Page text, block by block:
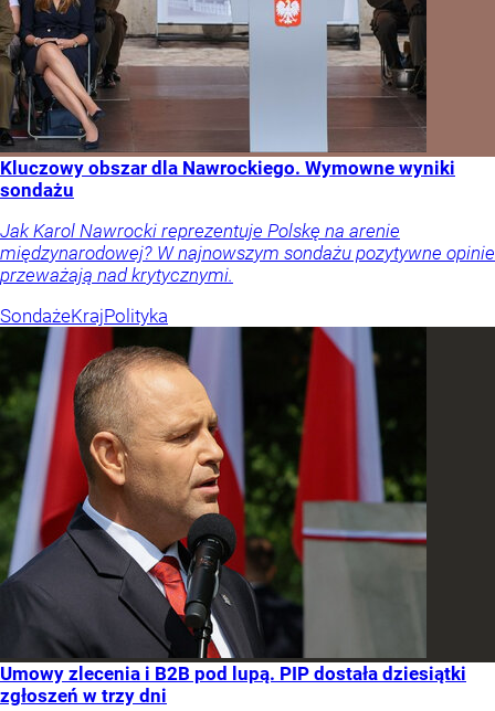
Kluczowy obszar dla Nawrockiego. Wymowne wyniki
sondażu
Jak Karol Nawrocki reprezentuje Polskę na arenie
międzynarodowej? W najnowszym sondażu pozytywne opinie
przeważają nad krytycznymi.
SondażeKrajPolityka
Umowy zlecenia i B2B pod lupą. PIP dostała dziesiątki
zgłoszeń w trzy dni